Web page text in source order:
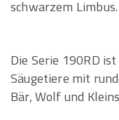
schwarzem Limbus.
Die Serie 190RD
Säugetiere mit
Bär, Wolf und